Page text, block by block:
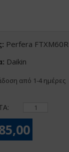
Perfera FTXM60R
Daikin
από 1-4 ημέρες